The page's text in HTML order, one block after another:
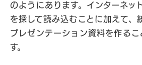
のようにあります。インターネッ
を探して読み込むことに加えて、
プレゼンテーション資料を作るこ
す。